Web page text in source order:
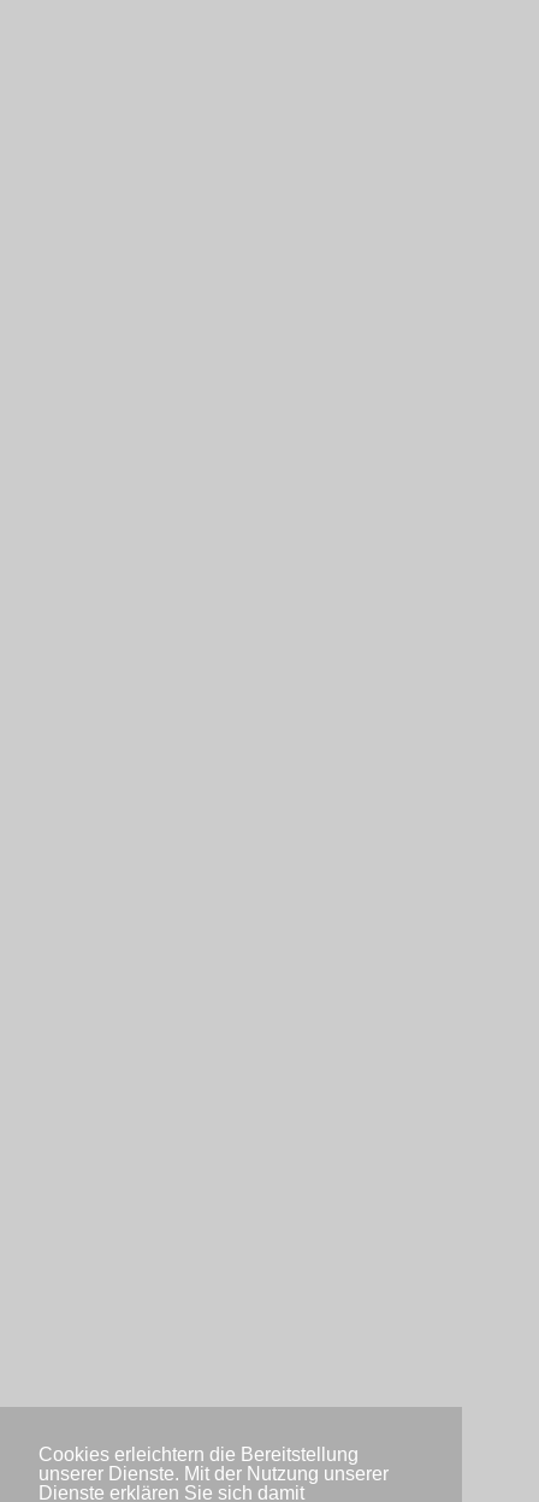
Cookies erleichtern die Bereitstellung
unserer Dienste. Mit der Nutzung unserer
Dienste erklären Sie sich damit